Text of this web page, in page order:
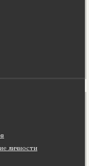
личности